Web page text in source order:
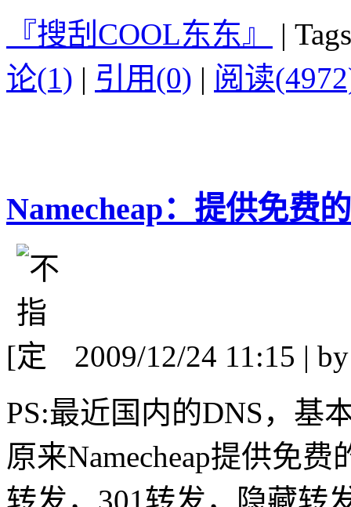
『搜刮COOL东东』
|
论(1) | 引用(0) | 阅读
Namecheap：提供免费
[
2009/12/24 11:15 |
PS:最近国内的DNS，基
原来Namecheap提供免
转发，301转发，隐藏转